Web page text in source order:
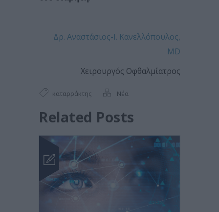
Δρ. Αναστάσιος-Ι. Κανελλόπουλος,
MD
Χειρουργός Οφθαλμίατρος
καταρράκτης Νέα
Related Posts